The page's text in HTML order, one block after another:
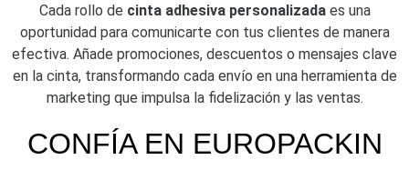
Cada rollo de cinta adhesiva personalizadaes una
oportunidad para comunicarte con tus clientes de manera
efectiva. Añade promociones, descuentos o mensajes clave
en la cinta, transformando cada envío en una herramienta de
marketing que impulsa la fidelización y las ventas.
CONFÍA EN EUROPACKIN